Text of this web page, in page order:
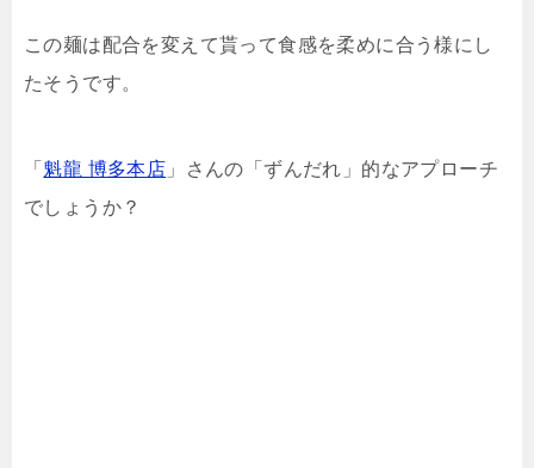
この麺は配合を変えて貰って食感を柔めに合う様にし
たそうです。
「 魁龍 博多本店 」さんの「ずんだれ」的なアプローチ
でしょうか？